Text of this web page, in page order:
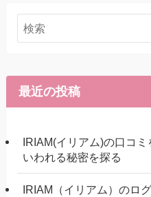
最近の投稿
IRIAM(イリアム)の口コ
いわれる秘密を探る
IRIAM（イリアム）のロ